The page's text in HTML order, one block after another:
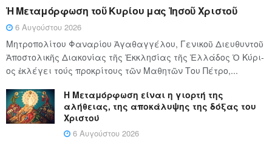
Ἡ Μεταμόρφωση τοῦ Κυρίου μας Ἰησοῦ Χριστοῦ
6 Αυγούστου 2026
Μητροπολίτου Φαναρίου Ἀγαθαγγέλου, Γενικοῦ Διευθυντοῦ
Ἀποστολικῆς Διακονίας τῆς Ἐκκλησίας τῆς Ἑλλάδος Ὁ Κύ­ρι­
ος ἐκλέγει τούς προ­κρί­τους τῶν Μα­θη­τῶν Του Πέ­τρο,...
Η Μεταμόρφωση είναι η γιορτή της
αλήθειας, της αποκάλυψης της δόξας του
Χριστού
6 Αυγούστου 2026